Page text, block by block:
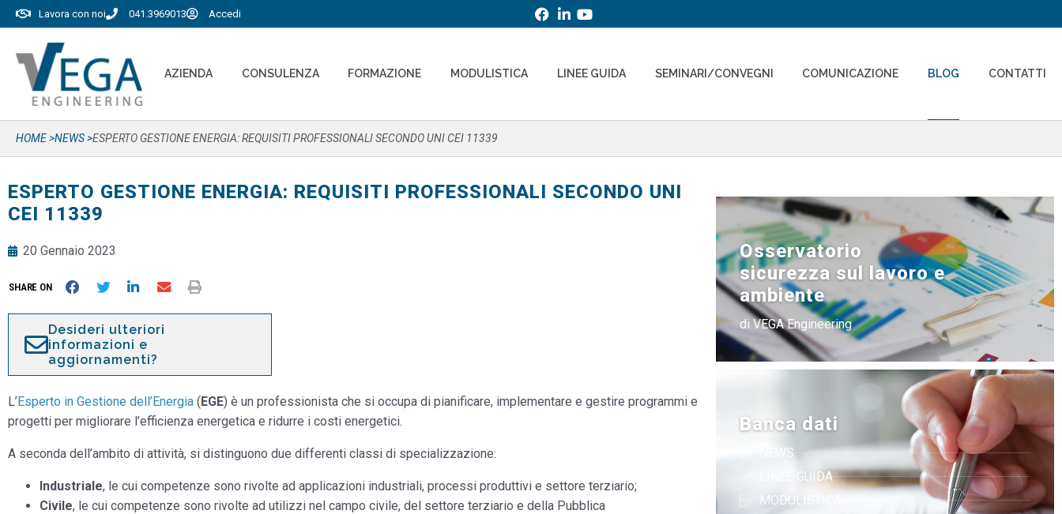
Lavora con noi 041.3969013 Accedi
AZIENDA CONSULENZA FORMAZIONE MODULISTICA LINEE GUIDA SEMINARI/CONVEGNI COMUNICAZIONE BLOG CONTATTI
HOME >NEWS >ESPERTO GESTIONE ENERGIA: REQUISITI PROFESSIONALI SECONDO UNI CEI 11339
ESPERTO GESTIONE ENERGIA: REQUISITI PROFESSIONALI SECONDO UNI
CEI 11339
20 Gennaio 2023
SHARE ON
Desideri ulteriori
informazioni e
aggiornamenti?
L’Esperto in Gestione dell’Energia (EGE) è un professionista che si occupa di pianificare, implementare e gestire programmi e
progetti per migliorare l’efficienza energetica e ridurre i costi energetici.
A seconda dell’ambito di attività, si distinguono due differenti classi di specializzazione:
Industriale, le cui competenze sono rivolte ad applicazioni industriali, processi produttivi e settore terziario;
Civile, le cui competenze sono rivolte ad utilizzi nel campo civile, del settore terziario e della Pubblica
Banca dati
NEWS
LINEE GUIDA
MODULISTICA
Osservatorio
sicurezza sul lavoro e
ambiente
di VEGA Engineering